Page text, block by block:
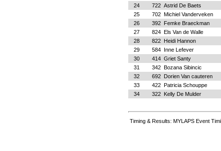
24
722 Astrid De Baets
25
702 Michiel Vanderveken
26
392
Femke Braeckman
27
824 Els Van de Walle
28
822
Heidi Hannon
29
584
Inne Lefever
30
414 Griet Santy
31
342 Bozana Sibincic
32
692
Dorien Van cauteren
33
422 Patricia Schouppe
34
322 Kelly De Mulder
Timing & Results: MYLAPS Event